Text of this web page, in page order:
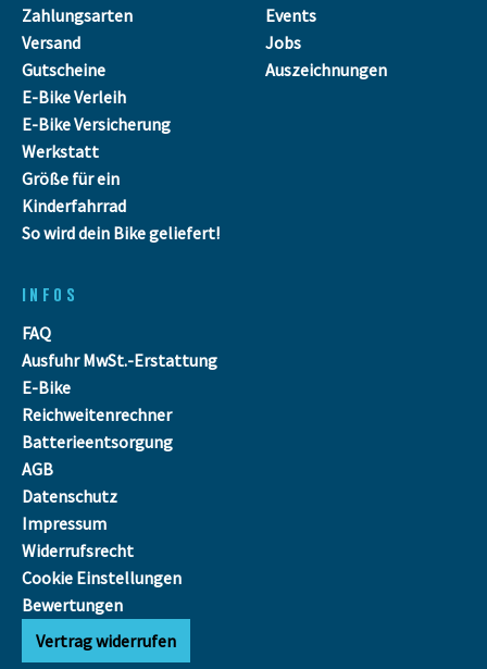
Zahlungsarten
Versand
Gutscheine
E-Bike Verleih
E-Bike Versicherung
Werkstatt
Größe für ein
Kinderfahrrad
So wird dein Bike geliefert!
Events
Jobs
Auszeichnungen
INFOS
FAQ
Ausfuhr MwSt.-Erstattung
E-Bike
Reichweitenrechner
Batterieentsorgung
AGB
Datenschutz
Impressum
Widerrufsrecht
Cookie Einstellungen
Bewertungen
Vertrag widerrufen